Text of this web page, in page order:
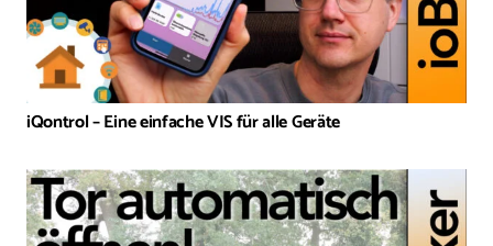
iQontrol – Eine einfache VIS für alle Geräte